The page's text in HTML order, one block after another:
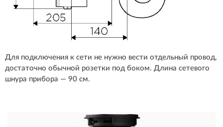
Для подключения к сети не нужно вести отдельный провод,
достаточно обычной розетки под боком. Длина сетевого
шнура прибора — 90 см.